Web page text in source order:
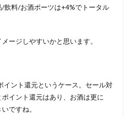
/飲料/お酒ポーツは+4%でトータル
ージしやすいかと思います。
イント還元というケース。セール対
イント還元はあり、お酒は更に
ですね。